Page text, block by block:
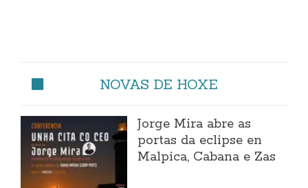
NOVAS DE HOXE
Jorge Mira abre as
portas da eclipse en
Malpica, Cabana e Zas